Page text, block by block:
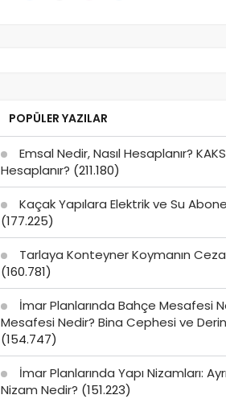
POPÜLER YAZILAR
Emsal Nedir, Nasıl Hesaplanır?
Hesaplanır? (211.180)
Kaçak Yapılara Elektrik ve Su
(177.225)
Tarlaya Konteyner Koymanın
(160.781)
İmar Planlarında Bahçe Mesafesi
Mesafesi Nedir? Bina Cephesi ve
(154.747)
İmar Planlarında Yapı Nizamları:
Nizam Nedir? (151.223)